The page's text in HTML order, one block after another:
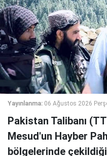
Yayınlanma: 06 Ağustos 2026
Pakistan Talibanı
Mesud'un Hayber
bölgelerinde